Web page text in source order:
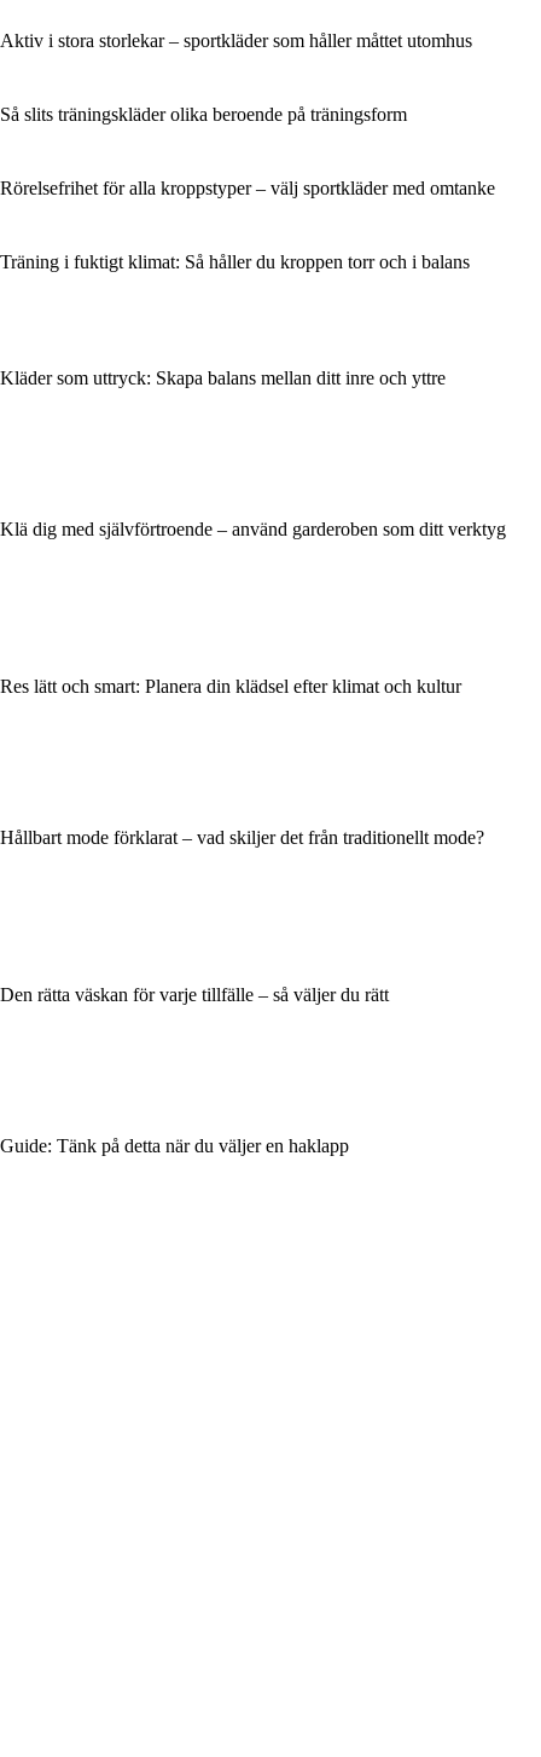
Aktiv i stora storlekar – sportkläder som håller måttet utomhus
Så slits träningskläder olika beroende på träningsform
Rörelsefrihet för alla kroppstyper – välj sportkläder med omtanke
Träning i fuktigt klimat: Så håller du kroppen torr och i balans
Kläder som uttryck: Skapa balans mellan ditt inre och yttre
Klä dig med självförtroende – använd garderoben som ditt verktyg
Res lätt och smart: Planera din klädsel efter klimat och kultur
Hållbart mode förklarat – vad skiljer det från traditionellt mode?
Den rätta väskan för varje tillfälle – så väljer du rätt
Guide: Tänk på detta när du väljer en haklapp